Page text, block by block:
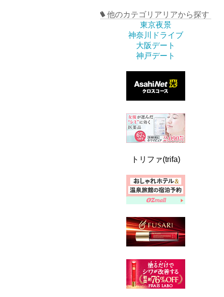
他のカテゴリアリアから探す
東京夜景
神奈川ドライブ
大阪デート
神戸デート
トリファ(trifa)